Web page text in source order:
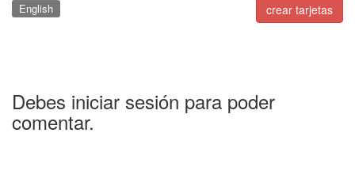
crear tarjetas
English
Debes iniciar sesión para poder
comentar.